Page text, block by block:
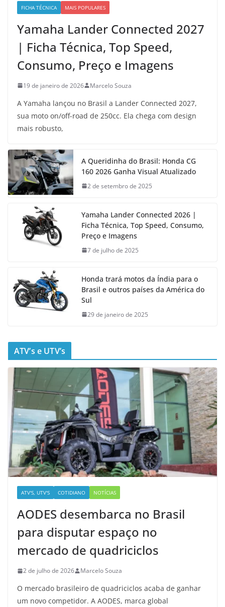
FICHA TÉCNICA MAIS POPULARES
Yamaha Lander Connected 2027
| Ficha Técnica, Top Speed,
Consumo, Preço e Imagens
19 de janeiro de 2026 Marcelo Souza
A Yamaha lançou no Brasil a Lander Connected 2027,
sua moto on/off-road de 250cc. Ela chega com design
mais robusto,
A Queridinha do Brasil: Honda CG
160 2026 Ganha Visual Atualizado
2 de setembro de 2025
Yamaha Lander Connected 2026 |
Ficha Técnica, Top Speed, Consumo,
Preço e Imagens
7 de julho de 2025
Honda trará motos da Índia para o
Brasil e outros países da América do
Sul
29 de janeiro de 2025
ATV’s e UTV’s
ATV'S, UTV'S COTIDIANO NOTÍCIAS
AODES desembarca no Brasil
para disputar espaço no
mercado de quadriciclos
2 de julho de 2026 Marcelo Souza
O mercado brasileiro de quadriciclos acaba de ganhar
um novo competidor. A AODES, marca global